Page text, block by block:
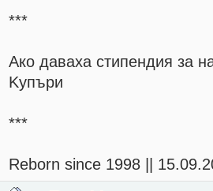
***
Aко даваха стипендия за
Kупъри
***
Reborn since 1998 ||